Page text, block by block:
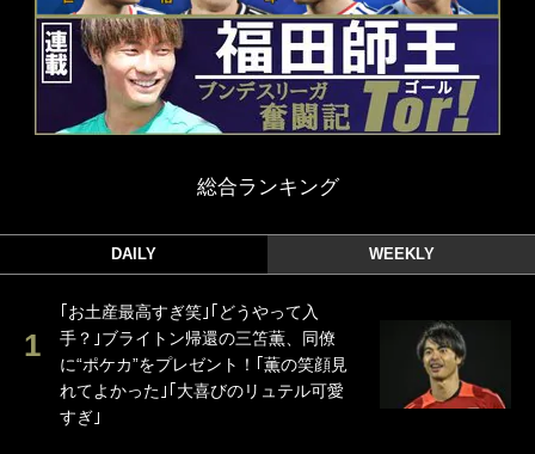
総合ランキング
DAILY WEEKLY
｢お土産最高すぎ笑｣｢どうやって入
手？｣ブライトン帰還の三笘薫、同僚
に“ポケカ”をプレゼント！｢薫の笑顔見
れてよかった｣｢大喜びのリュテル可愛
すぎ｣